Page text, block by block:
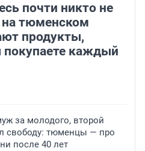
почти никто не
на тюменском
продукты,
каждый
за молодого, второй
свободу: тюменцы — про
после 40 лет